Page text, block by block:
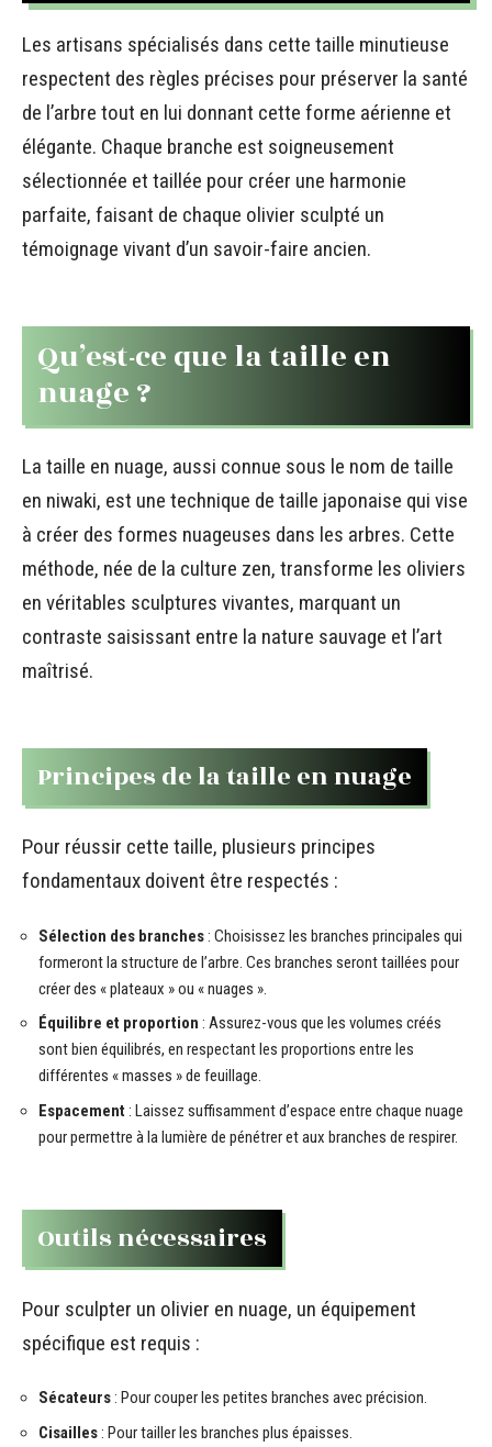
Les artisans spécialisés dans cette taille minutieuse
respectent des règles précises pour préserver la santé
de l’arbre tout en lui donnant cette forme aérienne et
élégante. Chaque branche est soigneusement
sélectionnée et taillée pour créer une harmonie
parfaite, faisant de chaque olivier sculpté un
témoignage vivant d’un savoir-faire ancien.
Qu’est-ce que la taille en
nuage ?
La taille en nuage, aussi connue sous le nom de taille
en niwaki, est une technique de taille japonaise qui vise
à créer des formes nuageuses dans les arbres. Cette
méthode, née de la culture zen, transforme les oliviers
en véritables sculptures vivantes, marquant un
contraste saisissant entre la nature sauvage et l’art
maîtrisé.
Principes de la taille en nuage
Pour réussir cette taille, plusieurs principes
fondamentaux doivent être respectés :
Sélection des branches: Choisissez les branches principales qui
formeront la structure de l’arbre. Ces branches seront taillées pour
créer des « plateaux » ou « nuages ».
Équilibre et proportion : Assurez-vous que les volumes créés
sont bien équilibrés, en respectant les proportions entre les
différentes « masses » de feuillage.
Espacement: Laissez suffisamment d’espace entre chaque nuage
pour permettre à la lumière de pénétrer et aux branches de respirer.
Outils nécessaires
Pour sculpter un olivier en nuage, un équipement
spécifique est requis :
Sécateurs: Pour couper les petites branches avec précision.
Cisailles: Pour tailler les branches plus épaisses.